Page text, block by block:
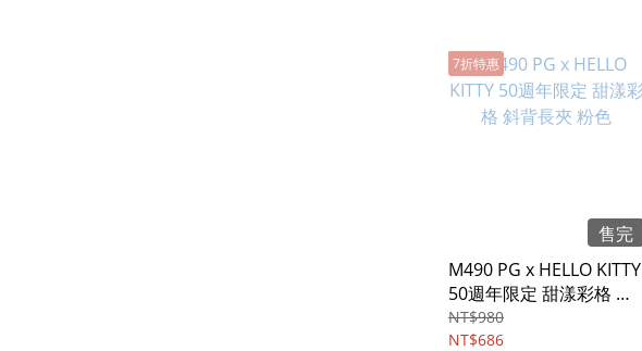
7折特惠
售完
M490 PG x HELLO KITTY
50週年限定 甜漾彩格 斜
背長夾 粉色
NT$980
NT$686